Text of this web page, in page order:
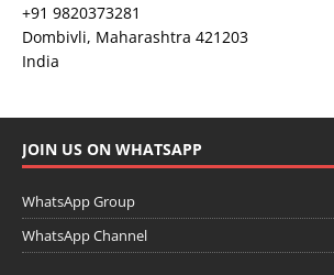
+91 9820373281
Dombivli, Maharashtra 421203
India
JOIN US ON WHATSAPP
WhatsApp Group
WhatsApp Channel